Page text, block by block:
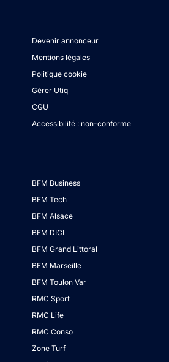
Devenir annonceur
Mentions légales
Politique cookie
Gérer Utiq
CGU
Accessibilité : non-conforme
BFM Business
BFM Tech
BFM Alsace
BFM DICI
BFM Grand Littoral
BFM Marseille
BFM Toulon Var
RMC Sport
RMC Life
RMC Conso
Zone Turf